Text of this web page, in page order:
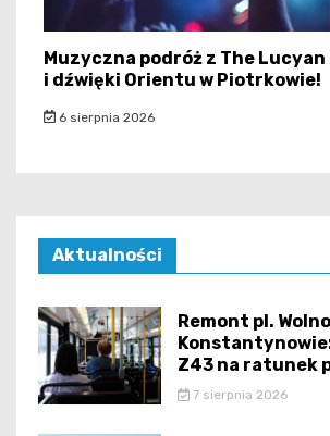
Muzyczna podróż z The
i dźwięki Orientu w Piotrkowie!
6 sierpnia 2026
Aktualności
Remont pl.
Z43 na ratunek
7 sierpnia 2026